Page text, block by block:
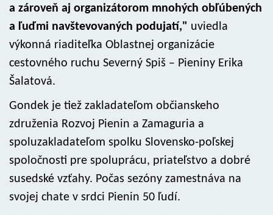
a zároveň aj organizátorom mnohých obľúbených
a ľuďmi navštevovaných podujatí," uviedla
výkonná riaditeľka Oblastnej organizácie
cestovného ruchu Severný Spiš – Pieniny Erika
Šalatová.
Gondek je tiež zakladateľom občianskeho
združenia Rozvoj Pienin a Zamaguria a
spoluzakladateľom spolku Slovensko-poľskej
spoločnosti pre spoluprácu, priateľstvo a dobré
susedské vzťahy. Počas sezóny zamestnáva na
svojej chate v srdci Pienin 50 ľudí.